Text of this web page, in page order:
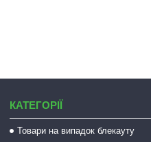
КАТЕГОРІЇ
Товари на випадок блекауту